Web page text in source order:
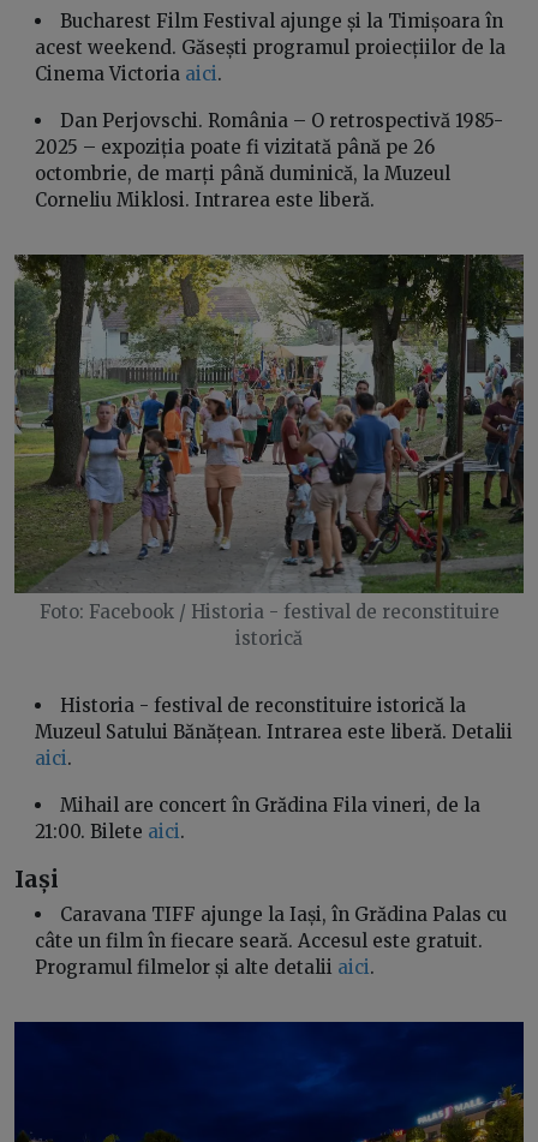
Bucharest Film Festival ajunge și la Timișoara în
acest weekend. Găsești programul proiecțiilor de la
Cinema Victoria aici.
Dan Perjovschi. România – O retrospectivă 1985-
2025 – expoziția poate fi vizitată până pe 26
octombrie, de marți până duminică, la Muzeul
Corneliu Miklosi. Intrarea este liberă.
Foto: Facebook / Historia - festival de reconstituire
istorică
Historia - festival de reconstituire istorică la
Muzeul Satului Bănățean. Intrarea este liberă. Detalii
aici.
Mihail are concert în Grădina Fila vineri, de la
21:00. Bilete aici.
Iași
Caravana TIFF ajunge la Iași, în Grădina Palas cu
câte un film în fiecare seară. Accesul este gratuit.
Programul filmelor și alte detalii aici.